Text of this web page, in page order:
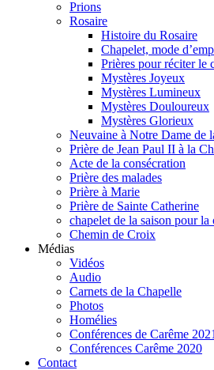
Prions
Rosaire
Histoire du Rosaire
Chapelet, mode
Prières pour réciter le
Mystères Joyeux
Mystères Lumineux
Mystères Douloureux
Mystères Glorieux
Neuvaine à Notre Dame de
Prière de Jean Paul II à la
Acte de la consécration
Prière des malades
Prière à Marie
Prière de Sainte Catherine
chapelet de la saison pour la
Chemin de Croix
Médias
Vidéos
Audio
Carnets de la Chapelle
Photos
Homélies
Conférences de Carême 2021
Conférences Carême 2020
Contact